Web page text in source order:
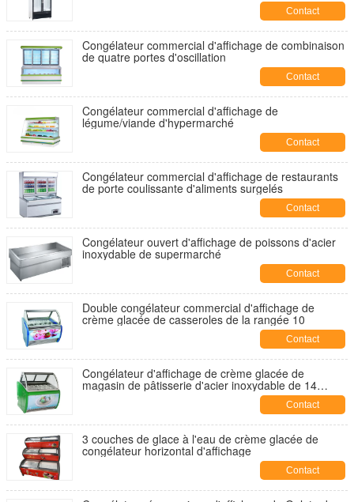
Contact
Congélateur commercial d'affichage de combinaison
de quatre portes d'oscillation
Contact
Congélateur commercial d'affichage de
légume/viande d'hypermarché
Contact
Congélateur commercial d'affichage de restaurants
de porte coulissante d'aliments surgelés
Contact
Congélateur ouvert d'affichage de poissons d'acier
inoxydable de supermarché
Contact
Double congélateur commercial d'affichage de
crème glacée de casseroles de la rangée 10
Contact
Congélateur d'affichage de crème glacée de
magasin de pâtisserie d'acier inoxydable de 14
Contact
3 couches de glace à l'eau de crème glacée de
congélateur horizontal d'affichage
Contact